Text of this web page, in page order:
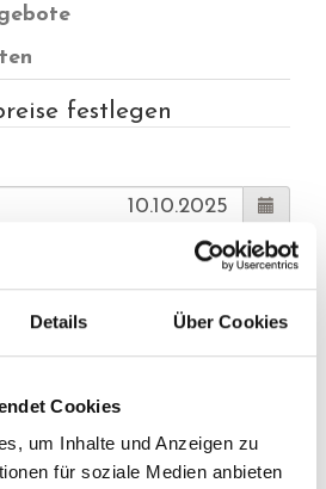
Details Über Cookies
Cookies
um Inhalte und Anzeigen zu
für soziale Medien anbieten
festlegen